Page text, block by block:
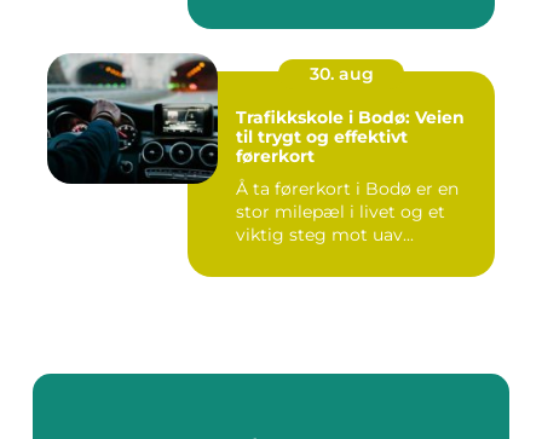
30. aug
Trafikkskole i Bodø: Veien
til trygt og effektivt
førerkort
Å ta førerkort i Bodø er en
stor milepæl i livet og et
viktig steg mot uav...